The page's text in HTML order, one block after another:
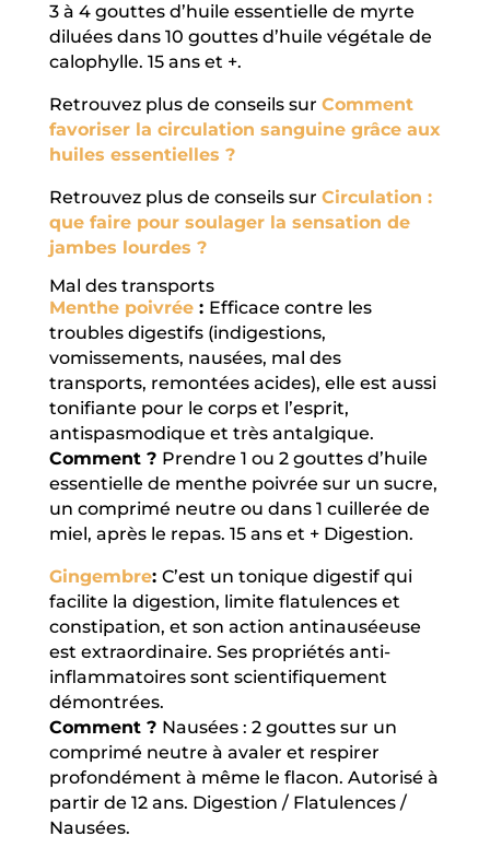
3 à 4 gouttes d’huile essentielle de myrte
diluées dans 10 gouttes d’huile végétale de
calophylle. 15 ans et +.
Retrouvez plus de conseils sur Comment
favoriser la circulation sanguine grâce aux
huiles essentielles ?
Retrouvez plus de conseils sur Circulation :
que faire pour soulager la sensation de
jambes lourdes ?
Mal des transports
Menthe poivrée: Efficace contre les
troubles digestifs (indigestions,
vomissements, nausées, mal des
transports, remontées acides), elle est aussi
tonifiante pour le corps et l’esprit,
antispasmodique et très antalgique.
Comment ? Prendre 1 ou 2 gouttes d’huile
essentielle de menthe poivrée sur un sucre,
un comprimé neutre ou dans 1 cuillerée de
miel, après le repas. 15 ans et + Digestion.
Gingembre: C’est un tonique digestif qui
facilite la digestion, limite flatulences et
constipation, et son action antinauséeuse
est extraordinaire. Ses propriétés anti-
inflammatoires sont scientifiquement
démontrées.
Comment ? Nausées : 2 gouttes sur un
comprimé neutre à avaler et respirer
profondément à même le flacon. Autorisé à
partir de 12 ans. Digestion / Flatulences /
Nausées.